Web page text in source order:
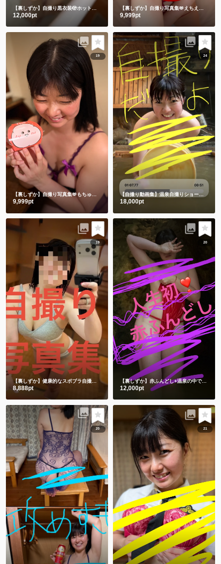
【裏しずか】自撮り黒衣装🫣ホットリミット🎵夏を刺激します❤️
12,000pt 9,999pt
19
9,999pt
24
【自撮り動画集】温泉自撮りショート動画３本詰め合わせ
18,000pt
19
【裏しずか】健康的なスポブラ自撮り🤳 ショート動画１本と写真50枚
8,888pt
20
【裏しずか】赤ふんどし+温泉の中で湯あみぎを着る🫣ショート動画２本と写真100枚セット
12,000pt
20 21